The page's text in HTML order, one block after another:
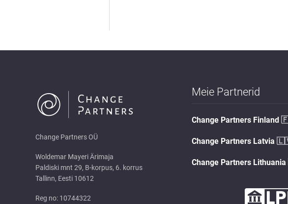
Change Partners OÜ
Woldemar Mayeri Ärimaja
Paldiski mnt 29, B-korpus, 6. korrus
Tallinn, Eesti 10612
Reg no: 10744322
Meie Partnerid
Change Partners Finland
Change Partners Latvia
Change Partners Lithuania